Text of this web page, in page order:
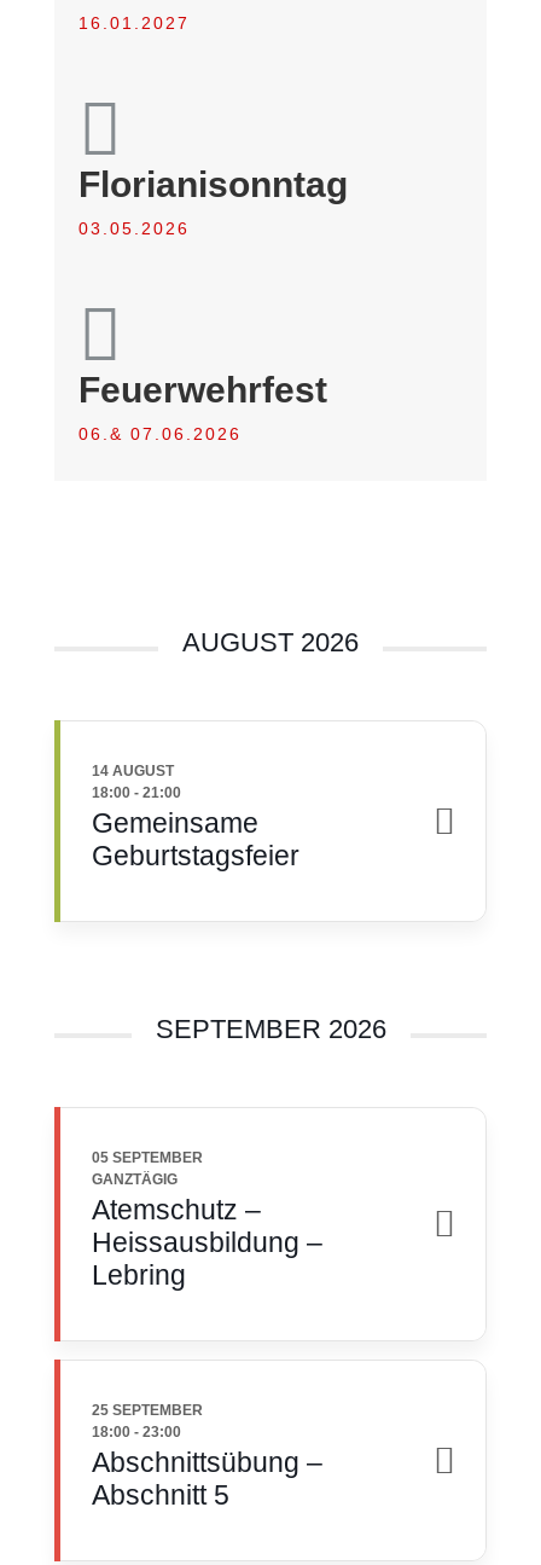
16.01.2027

Florianisonntag
03.05.2026

Feuerwehrfest
06.& 07.06.2026
AUGUST 2026
14 AUGUST
18:00- 21:00
Gemeinsame
Geburtstagsfeier
SEPTEMBER 2026
05 SEPTEMBER
GANZTÄGIG
Atemschutz –
Heissausbildung –
Lebring
25 SEPTEMBER
18:00- 23:00
Abschnittsübung –
Abschnitt 5